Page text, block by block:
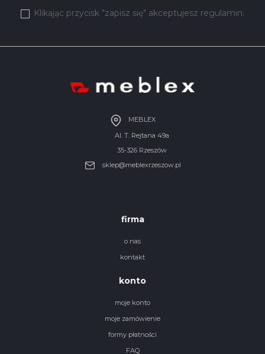
Klikając przycisk "zapisz się" akceptujesz regulamin.
MEBLEX
Al. T. Rejtana 49a
35-326 Rzeszów
sklep@meblexrzeszow.pl
firma
o nas
kontakt
konto
moje konto
moje zamówienie
formy płatności
FAQ